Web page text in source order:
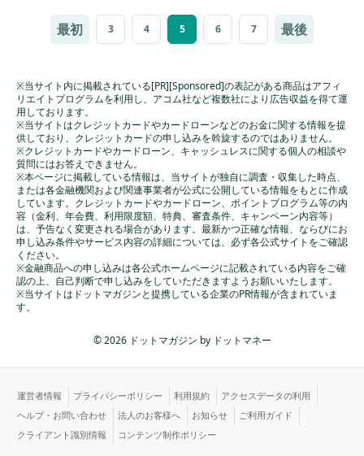
最初 3 4 5 6 7 最後
※当サイト内に掲載されている[PR][Sponsored]の表記がある商品はアフィ
リエイトプログラムを利用し、アコム社など複数社により広告収益を得て運
用しております。
※当サイトはクレジットカードやカードローンなどのお金に関する情報を提
供しており、クレジットカードの申し込みを斡旋するのではありません。
※クレジットカードやカードローン、キャッシュレスに関する個人の相談や
質問にはお答えできません。
※本ページに掲載している情報は、当サイトが独自に調査・収集した時点、
または各金融機関および関連事業者が公式に公開している情報をもとに作成
しています。クレジットカードやカードローン、ポイントプログラム等の内
容（金利、年会費、利用限度額、特典、審査条件、キャンペーン内容等）
は、予告なく変更される場合があります。最新かつ正確な情報、ならびにお
申し込み条件やサービス内容の詳細については、必ず各公式サイトをご確認
ください。
※金融商品への申し込みは各公式ホームページに記載されている内容をご確
認の上、自己判断で申し込みをしていただきますようお願いいたします。
※当サイトはドットマガジンと提携している企業のPR情報が含まれていま
す。
© 2026 ドットマガジン by ドットマネー
運営者情報 プライバシーポリシー 利用規約
アクセスデータの利用
ヘルプ・お問い合わせ
法人のお客様へ お知らせ
ご利用ガイド
クライアント識別情報
コンテンツ制作ポリシー